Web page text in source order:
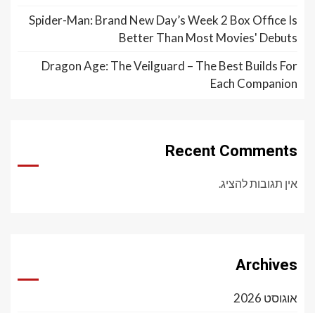
Spider-Man: Brand New Day’s Week 2 Box Office Is
Better Than Most Movies' Debuts
Dragon Age: The Veilguard – The Best Builds For
Each Companion
Recent Comments
אין תגובות להציג.
Archives
אוגוסט 2026